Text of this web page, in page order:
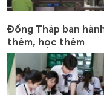
Đồng Tháp ban
thêm, học thêm